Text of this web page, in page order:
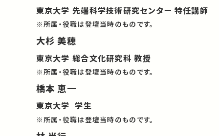
東京大学 先端科学技術研究センター 特任講師
※所属・役職は登壇当時のものです。
大杉 美穂
東京大学 総合文化研究科 教授
※所属・役職は登壇当時のものです。
橋本 恵一
東京大学 学生
※所属・役職は登壇当時のものです。